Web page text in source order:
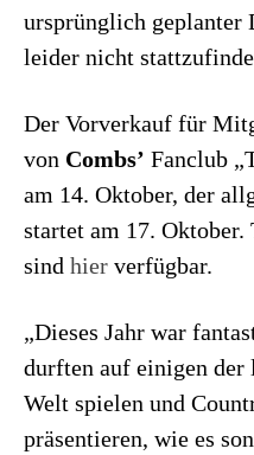
ursprünglich geplanter
leider nicht
Der Vorverkauf für
von Combs’ Fanclub
am 14. Oktober, der
startet am 17.
sind hier verfügbar.
„Dieses Jahr war
durften auf einigen der
Welt spielen und
präsentieren, wie es